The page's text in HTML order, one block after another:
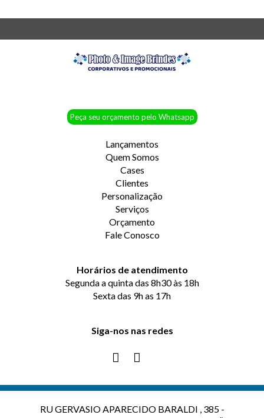
Peça seu orçamento pelo Whatsapp
Lançamentos
Quem Somos
Cases
Clientes
Personalização
Serviços
Orçamento
Fale Conosco
Horários de atendimento
Segunda a quinta das 8h30 às 18h
Sexta das 9h as 17h
Siga-nos nas redes
RU GERVASIO APARECIDO BARALDI , 385 -